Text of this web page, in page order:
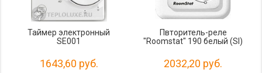
Таймер электронный
SE001
1643,60 руб.
Пвторитель-реле
"Roomstat" 190 белый (SI)
2032,20 руб.